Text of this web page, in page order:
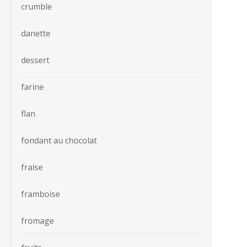
crumble
danette
dessert
farine
flan
fondant au chocolat
fraise
framboise
fromage